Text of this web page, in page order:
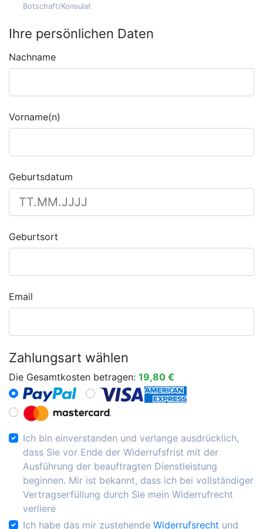
Botschaft/Konsulat
Ihre persönlichen Daten
Nachname
Vorname(n)
Geburtsdatum
Geburtsort
Email
Zahlungsart wählen
Die Gesamtkosten betragen: 19,80 €
Ich bin einverstanden und verlange ausdrücklich,
dass Sie vor Ende der Widerrufsfrist mit der
Ausführung der beauftragten Dienstleistung
beginnen. Mir ist bekannt, dass ich bei vollständiger
Vertragserfüllung durch Sie mein Widerrufrecht
verliere
Ich habe das mir zustehende Widerrufsrecht und